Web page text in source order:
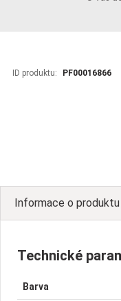
ID produktu: PF00016866
Informace o produktu
Technické
Barva